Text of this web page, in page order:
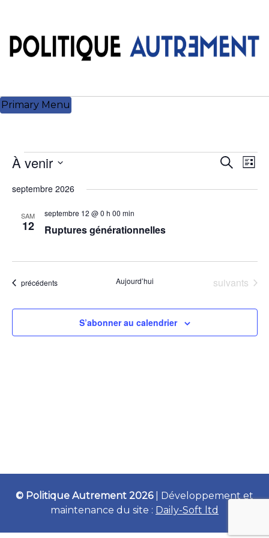
content
Primary Menu
Évènements
navigation
Liste
À venir
une
septembre 2026
SAM
12 Ruptures générationnelles
septembre 12 @ 0 h 00 min
Évènements
précédents Aujourd’hui Évènements
suivants
S’abonner au calendrier
© Politique Autrement 2026
Développement et
maintenance du site : Daily-Soft ltd